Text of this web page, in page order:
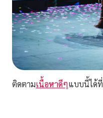
ติดตามเนื้อหาดีๆแบบนี้ได้ที่